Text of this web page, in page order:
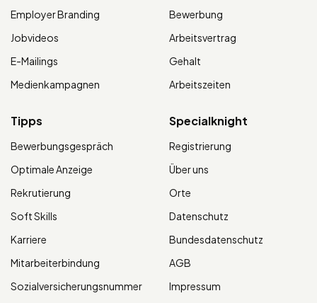
Employer Branding
Jobvideos
E-Mailings
Medienkampagnen
Bewerbung
Arbeitsvertrag
Gehalt
Arbeitszeiten
Tipps
Bewerbungsgespräch
Optimale Anzeige
Rekrutierung
Soft Skills
Karriere
Mitarbeiterbindung
Sozialversicherungsnummer
Specialknight
Registrierung
Über uns
Orte
Datenschutz
Bundesdatenschutz
AGB
Impressum